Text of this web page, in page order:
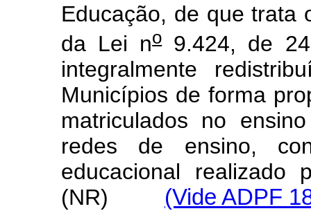
Educação, de que trata
da Lei no9.424, de 24
integralmente
Municípios de forma
matriculados no
redes de ensino,
educacional realizado
(NR) (Vide ADPF